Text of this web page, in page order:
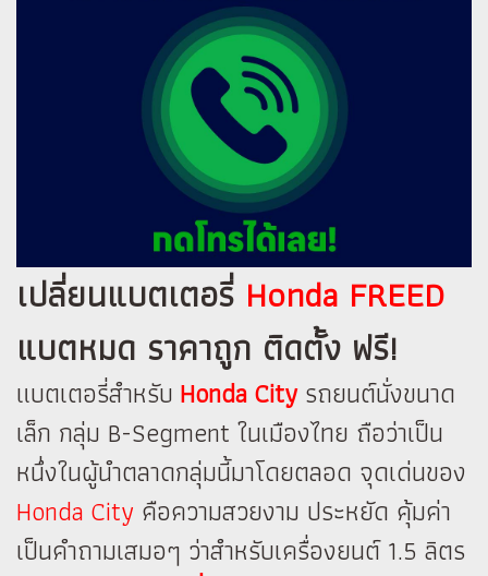
เปลี่ยนแบตเตอรี่ Honda FREED
แบตหมด ราคาถูก ติดตั้ง ฟรี!
แบตเตอรี่สำหรับ Honda City รถยนต์นั่งขนาด
เล็ก กลุ่ม B-Segment ในเมืองไทย ถือว่าเป็น
หนึ่งในผู้นำตลาดกลุ่มนี้มาโดยตลอด จุดเด่นของ
Honda City คือความสวยงาม ประหยัด คุ้มค่า
เป็นคำถามเสมอๆ ว่าสำหรับเครื่องยนต์ 1.5 ลิตร